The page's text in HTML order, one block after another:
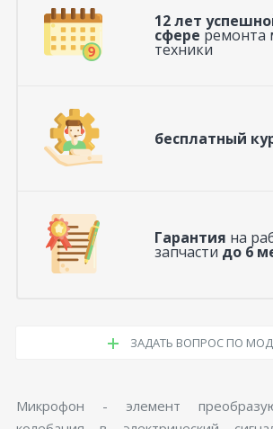
12 лет
сфере ремонта
техники
бесплатный
Гарантия на
запчасти до 6
ЗАДАТЬ ВОПРОС ПО
Микрофон - элемент